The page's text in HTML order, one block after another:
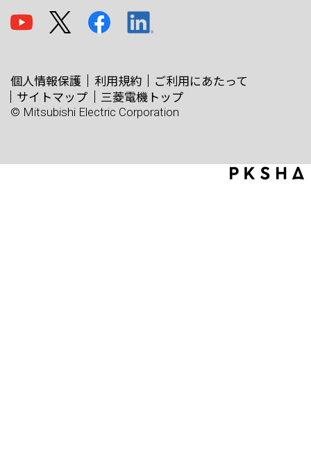
個人情報保護 利用規約
ご利用にあたって
サイトマップ
三菱電機トップ
© Mitsubishi Electric Corporation